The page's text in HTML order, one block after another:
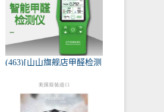
销量1件仅售199元
(463)[山山旗舰店甲醛检测
苯空气质量专业家月销量
12件仅售298元